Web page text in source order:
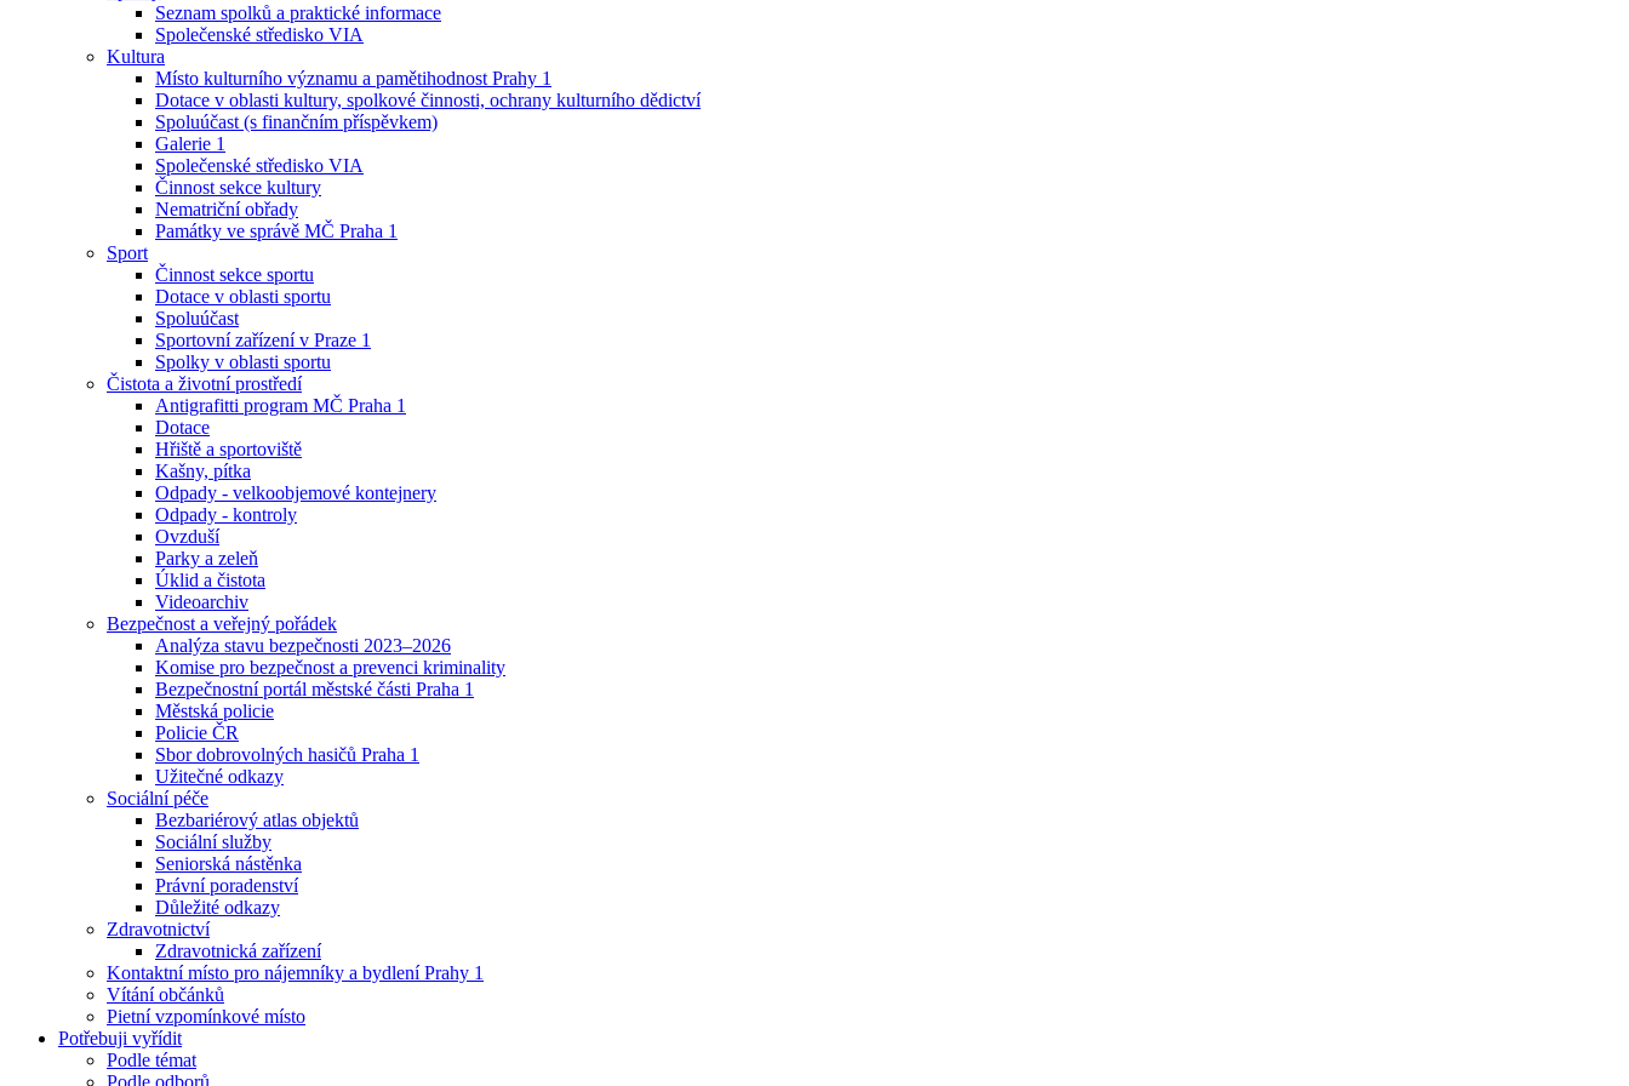
Seznam spolků a praktické informace
Společenské středisko VIA
Kultura
Místo kulturního významu a pamětihodnost Prahy 1
Dotace v oblasti kultury, spolkové činnosti, ochrany kulturního dědictví
Spoluúčast (s finančním příspěvkem)
Galerie 1
Společenské středisko VIA
Činnost sekce kultury
Nematriční obřady
Památky ve správě MČ Praha 1
Sport
Činnost sekce sportu
Dotace v oblasti sportu
Spoluúčast
Sportovní zařízení v Praze 1
Spolky v oblasti sportu
Čistota a životní prostředí
Antigrafitti program MČ Praha 1
Dotace
Hřiště a sportoviště
Kašny, pítka
Odpady - velkoobjemové kontejnery
Odpady - kontroly
Ovzduší
Parky a zeleň
Úklid a čistota
Videoarchiv
Bezpečnost a veřejný pořádek
Analýza stavu bezpečnosti 2023–2026
Komise pro bezpečnost a prevenci kriminality
Bezpečnostní portál městské části Praha 1
Městská policie
Policie ČR
Sbor dobrovolných hasičů Praha 1
Užitečné odkazy
Sociální péče
Bezbariérový atlas objektů
Sociální služby
Seniorská nástěnka
Právní poradenství
Důležité odkazy
Zdravotnictví
Zdravotnická zařízení
Kontaktní místo pro nájemníky a bydlení Prahy 1
Vítání občánků
Pietní vzpomínkové místo
Potřebuji vyřídit
Podle témat